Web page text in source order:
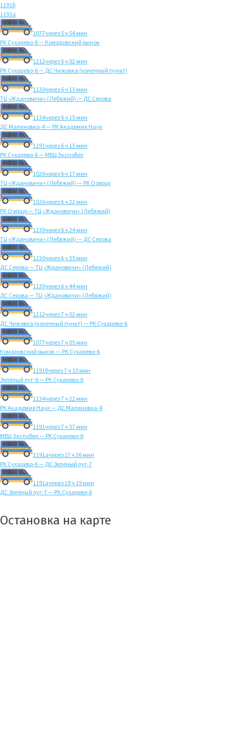
1191б
1191а
1077через 5 ч 54 мин
РК Сухарево-6 — Комаровский рынок
1212через 6 ч 02 мин
РК Сухарево-6 — ДС Чижовка (конечный пункт)
1130через 6 ч 15 мин
ТЦ «Ждановичи» (Лебяжий) — ДС Серова
1134через 6 ч 15 мин
ДС Малиновка-4 — РК Академия Наук
1191через 6 ч 15 мин
РК Сухарево-6 — МВЦ Экспобел
1026через 6 ч 17 мин
ТЦ «Ждановичи» (Лебяжий) — РК Озерцо
1026через 6 ч 22 мин
РК Озерцо — ТЦ «Ждановичи» (Лебяжий)
1230через 6 ч 24 мин
ТЦ «Ждановичи» (Лебяжий) — ДС Серова
1230через 6 ч 35 мин
ДС Серова — ТЦ «Ждановичи» (Лебяжий)
1130через 6 ч 44 мин
ДС Серова — ТЦ «Ждановичи» (Лебяжий)
1212через 7 ч 02 мин
ДС Чижовка (конечный пункт) — РК Сухарево-6
1077через 7 ч 05 мин
Комаровский рынок — РК Сухарево-6
1191бчерез 7 ч 10 мин
Зелёный луг-6 — РК Сухарево-6
1134через 7 ч 22 мин
РК Академия Наук — ДС Малиновка-4
1191через 7 ч 57 мин
МВЦ Экспобел — РК Сухарево-6
1191ачерез 17 ч 36 мин
РК Сухарево-6 — ДС Зелёный луг-7
1191ачерез 19 ч 19 мин
ДС Зелёный луг-7 — РК Сухарево-6
Остановка на карте